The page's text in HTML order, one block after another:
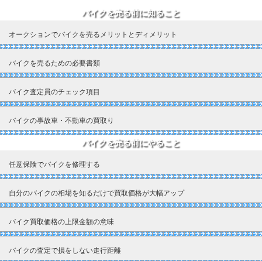
バイクを売る前に知ること
オークションでバイクを売るメリットとディメリット
バイクを売るための必要書類
バイク査定員のチェック項目
バイクの事故車・不動車の買取り
バイクを売る前にやること
任意保険でバイクを修理する
自分のバイクの相場を知るだけで買取価格が大幅アップ
バイク買取価格の上限金額の意味
バイクの査定で損をしない走行距離